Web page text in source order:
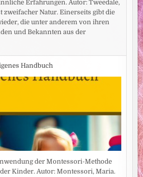
Erfahrungen. Autor: Tweedale,
zweifacher Natur. Einerseits gibt die
die unter anderem von ihren
und Bekannten aus der
Handbuch
der Montessori-Methode
Kinder. Autor: Montessori, Maria.